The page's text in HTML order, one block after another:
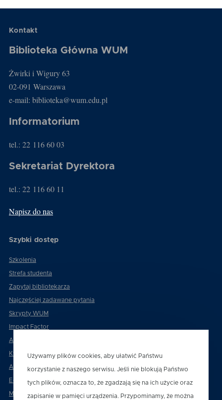
Kontakt
Biblioteka Główna WUM
Żwirki i Wigury 63
02-091 Warszawa
e-mail: biblioteka@wum.edu.pl
Informatorium
tel.: 22 116 60 03
Sekretariat Dyrektora
tel.: 22 116 60 11
Napisz do nas
Szybki dostęp
Szkolenia
Strefa studenta
Zapytaj bibliotekarza
Najczęściej zadawane pytania
Skrypty WUM
Impact Factor
Atena
Kwartyle instrukcja
Academica
Editors'Club
MeSH
Używamy plików cookies, aby ułatwić Państwu
korzystanie z naszego serwisu. Jeśli nie blokują Państwo
tych plików, oznacza to, że zgadzają się na ich użycie oraz
zapisanie w pamięci urządzenia. Przypominamy, że można